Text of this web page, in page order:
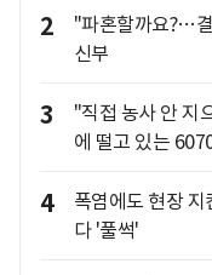
2
"파혼할까요?…
신부
3
"직접 농사 안 지
에 떨고 있는
4
폭염에도 현장
다 '풀썩'